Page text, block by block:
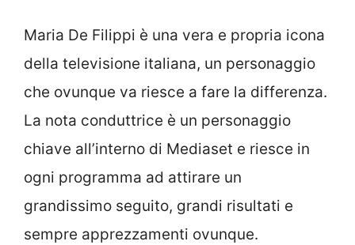
Maria De Filippi è una vera e propria icona
della televisione italiana, un personaggio
che ovunque va riesce a fare la differenza.
La nota conduttrice è un personaggio
chiave all’interno di Mediaset e riesce in
ogni programma ad attirare un
grandissimo seguito, grandi risultati e
sempre apprezzamenti ovunque.